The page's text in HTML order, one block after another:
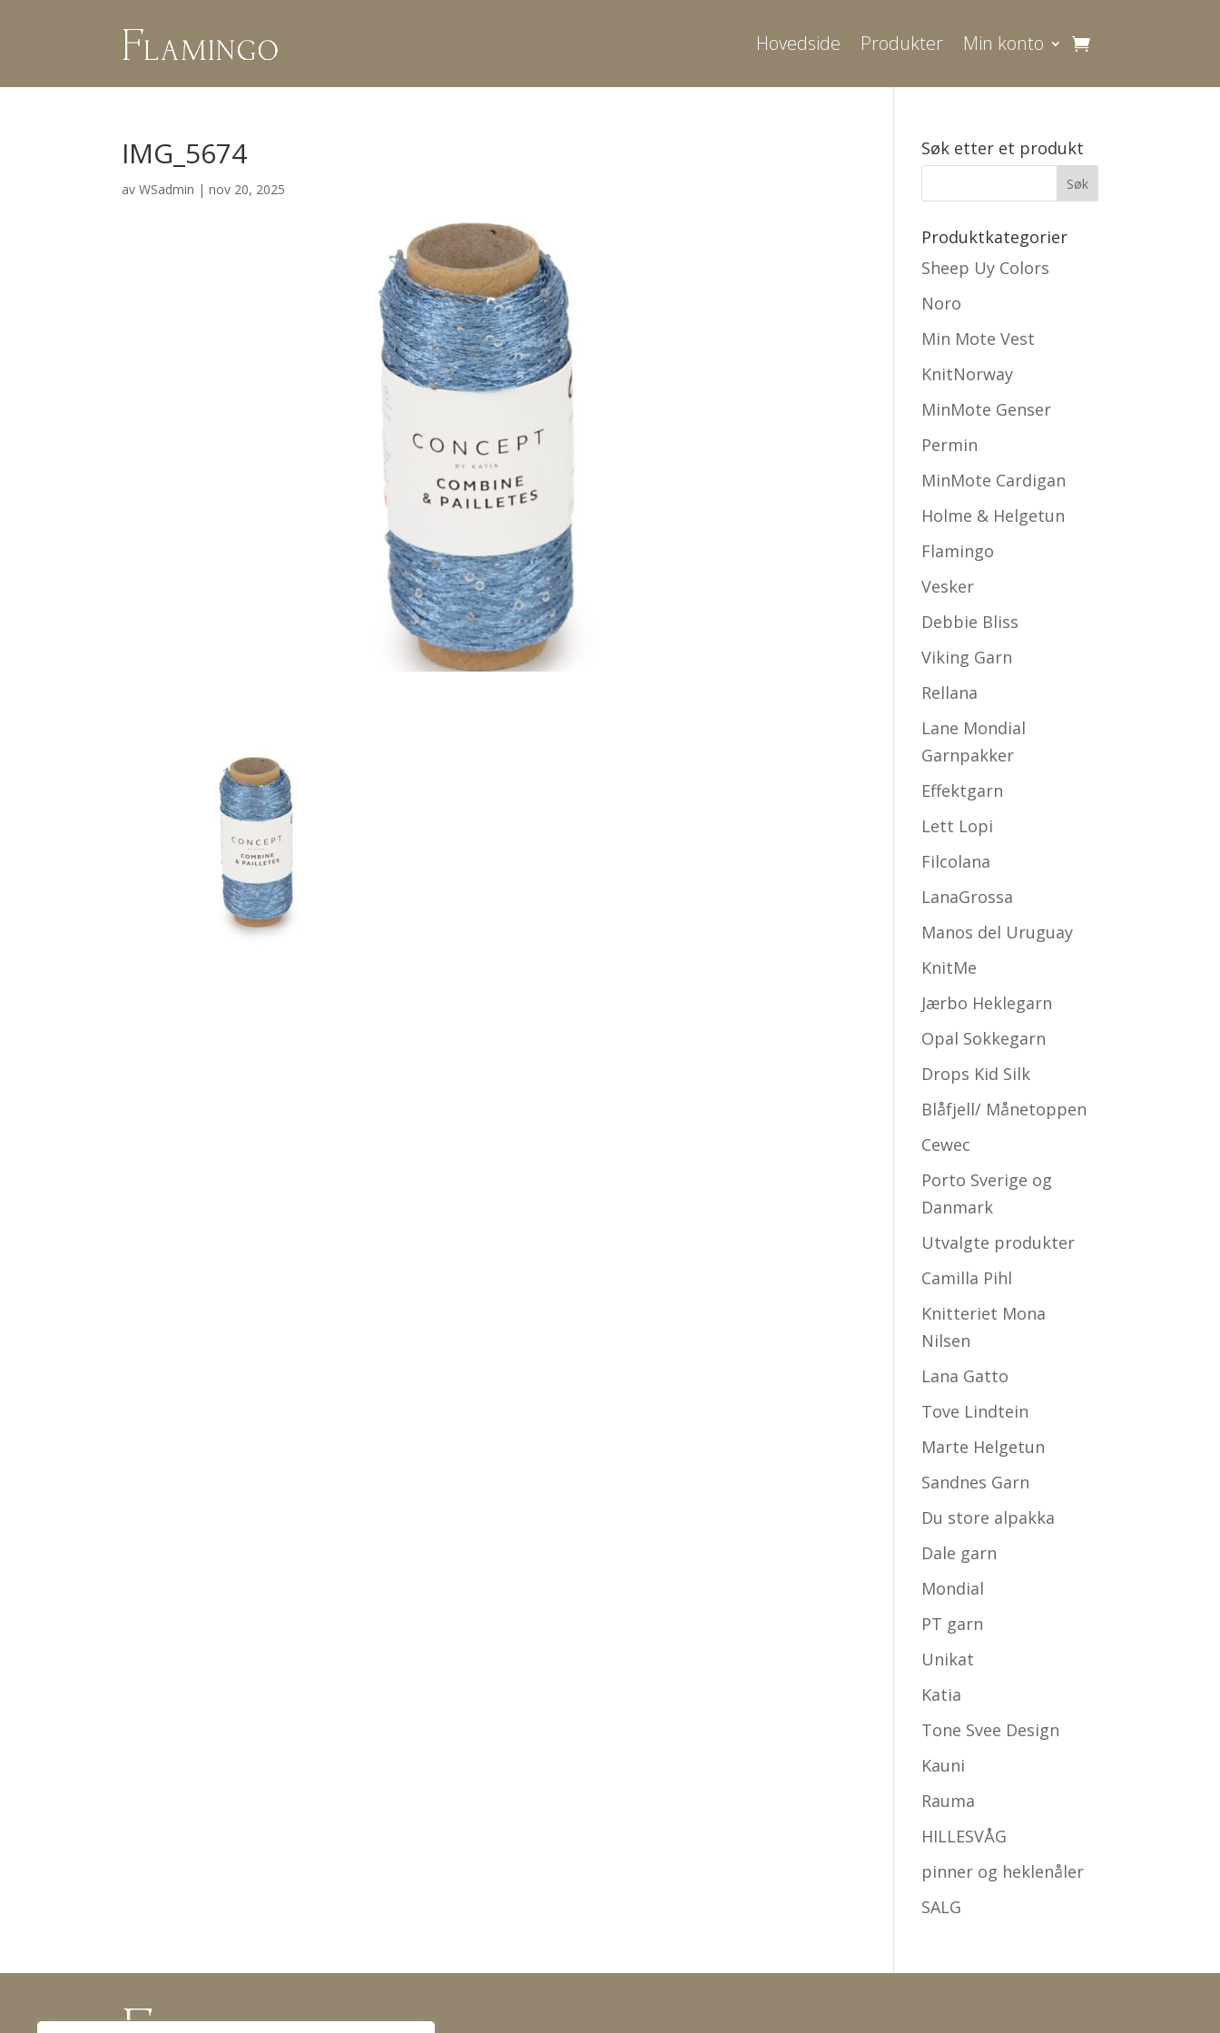
Hovedside Produkter Min konto
IMG_5674
avWSadmin |nov 20, 2025
Søk etter et produkt
Produktkategorier
Sheep Uy Colors
Noro
Min Mote Vest
KnitNorway
MinMote Genser
Permin
MinMote Cardigan
Holme & Helgetun
Flamingo
Vesker
Debbie Bliss
Viking Garn
Rellana
Lane Mondial
Garnpakker
Effektgarn
Lett Lopi
Filcolana
LanaGrossa
Manos del Uruguay
KnitMe
Jærbo Heklegarn
Opal Sokkegarn
Drops Kid Silk
Blåfjell/ Månetoppen
Cewec
Porto Sverige og
Danmark
Utvalgte produkter
Camilla Pihl
Knitteriet Mona
Nilsen
Lana Gatto
Tove Lindtein
Marte Helgetun
Sandnes Garn
Du store alpakka
Dale garn
Mondial
PT garn
Unikat
Katia
Tone Svee Design
Kauni
Rauma
HILLESVÅG
pinner og heklenåler
SALG